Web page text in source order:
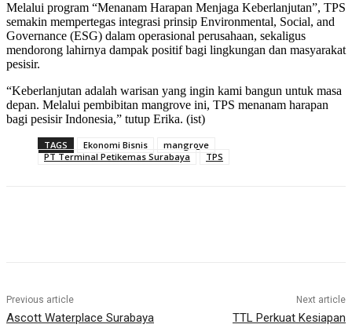
Melalui program “Menanam Harapan Menjaga Keberlanjutan”, TPS
semakin mempertegas integrasi prinsip Environmental, Social, and
Governance (ESG) dalam operasional perusahaan, sekaligus
mendorong lahirnya dampak positif bagi lingkungan dan masyarakat
pesisir.
“Keberlanjutan adalah warisan yang ingin kami bangun untuk masa
depan. Melalui pembibitan mangrove ini, TPS menanam harapan
bagi pesisir Indonesia,” tutup Erika. (ist)
TAGS Ekonomi Bisnis
mangrove
PT Terminal Petikemas Surabaya
TPS
Previous article
Ascott Waterplace Surabaya
Next article
TTL Perkuat Kesiapan